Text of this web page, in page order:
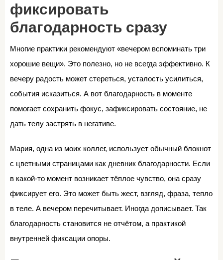
фиксировать
благодарность сразу
Многие практики рекомендуют «вечером вспоминать три
хорошие вещи». Это полезно, но не всегда эффективно. К
вечеру радость может стереться, усталость усилиться,
события исказиться. А вот благодарность в моменте
помогает сохранить фокус, зафиксировать состояние, не
дать телу застрять в негативе.
Мария, одна из моих коллег, использует обычный блокнот
с цветными страницами как дневник благодарности. Если
в какой-то момент возникает тёплое чувство, она сразу
фиксирует его. Это может быть жест, взгляд, фраза, тепло
в теле. А вечером перечитывает. Иногда дописывает. Так
благодарность становится не отчётом, а практикой
внутренней фиксации опоры.